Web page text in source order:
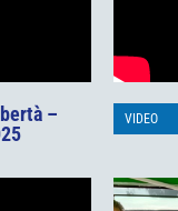
–
VIDEO